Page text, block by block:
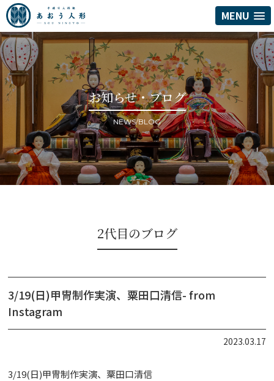
MENU
お知らせ・ブログ
NEWS/BLOG
2代目のブログ
3/19(日)甲冑制作実演、粟田口清信- from
Instagram
2023.03.17
3/19(日)甲冑制作実演、粟田口清信